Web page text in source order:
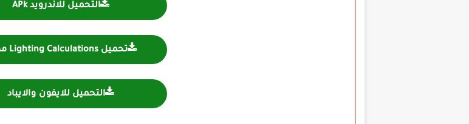
التحميل للاندرويد APk
تحميل Lighting Calculations مهكر
التحميل للايفون والايباد